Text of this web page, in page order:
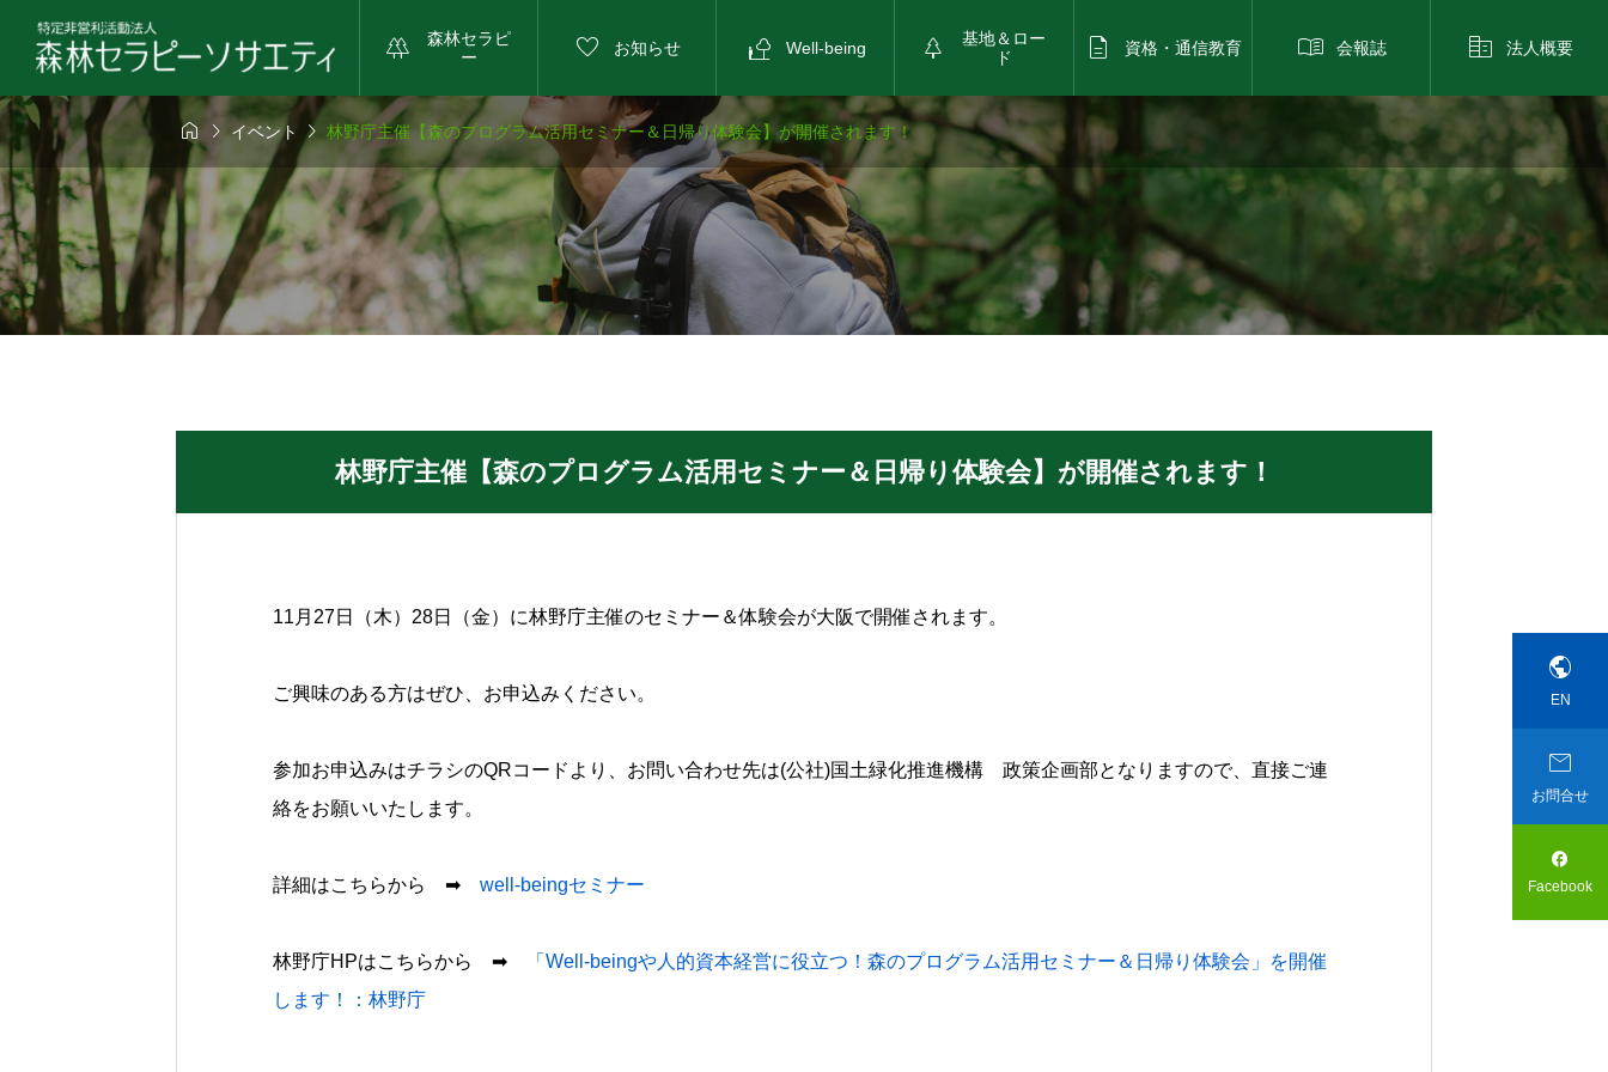

森林セラピ
ー
 お知らせ  Well-being 
基地＆ロー
ド
 資格・通信教育  会報誌  法人概要
 イベント  林野庁主催【森のプログラム活用セミナー＆日帰り体験会】が開催されます！
林野庁主催【森のプログラム活用セミナー＆日帰り体験会】が開催されます！
11月27日（木）28日（金）に林野庁主催のセミナー＆体験会が大阪で開催されます。
ご興味のある方はぜひ、お申込みください。
参加お申込みはチラシのQRコードより、お問い合わせ先は(公社)国土緑化推進機構 政策企画部となりますので、直接ご連
絡をお願いいたします。
詳細はこちらから ➡ well-beingセミナー
林野庁HPはこちらから ➡
「Well-beingや人的資本経営に役立つ！森のプログラム活用セミナー＆日帰り体験会」を開催
します！：林野庁

EN

お問合せ

Facebook